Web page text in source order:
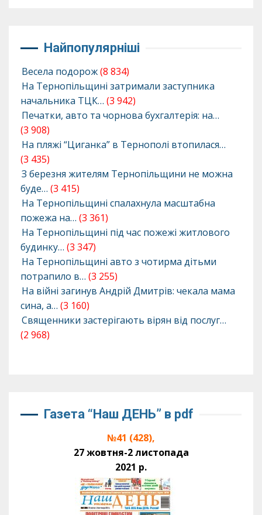
Найпопулярніші
Весела подорож(8 834)
На Тернопільщині затримали заступника
начальника ТЦК… (3 942)
Печатки, авто та чорнова бухгалтерія: на…
(3 908)
На пляжі “Циганка” в Тернополі втопилася…
(3 435)
З березня жителям Тернопільщини не можна
буде… (3 415)
На Тернопільщині спалахнула масштабна
пожежа на… (3 361)
На Тернопільщині під час пожежі житлового
будинку… (3 347)
На Тернопільщині авто з чотирма дітьми
потрапило в… (3 255)
На війні загинув Андрій Дмитрів: чекала мама
сина, а… (3 160)
Священники застерігають вірян від послуг…
(2 968)
Газета “Наш ДЕНЬ” в pdf
№41 (428),
27 жовтня-2 листопада
2021 р.